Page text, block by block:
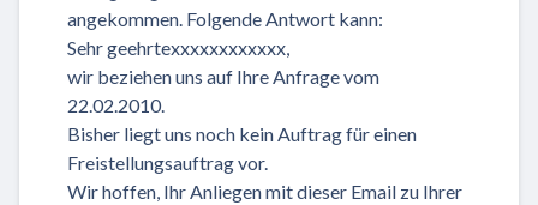
angekommen. Folgende Antwort kann:
Sehr geehrtexxxxxxxxxxxx,
wir beziehen uns auf Ihre Anfrage vom
22.02.2010.
Bisher liegt uns noch kein Auftrag für einen
Freistellungsauftrag vor.
Wir hoffen, Ihr Anliegen mit dieser Email zu Ihrer